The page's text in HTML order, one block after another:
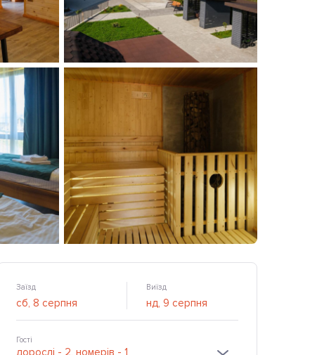
Заїзд Виїзд
Гості